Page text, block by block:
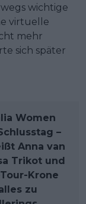
wichtige
virtuelle
mehr
sich später
Women
–
Anna van
Trikot und
Krone
zu